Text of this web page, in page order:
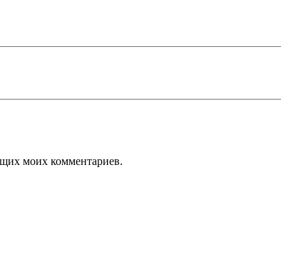
моих комментариев.